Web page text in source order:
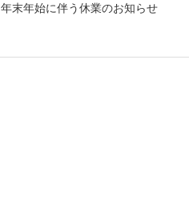
年末年始に伴う休業のお知らせ